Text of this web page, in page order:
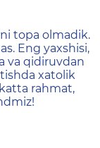
topa olmadik.
Eng yaxshisi,
va qidiruvdan
xatolik
rahmat,